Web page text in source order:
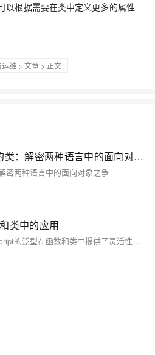
以根据需要在类中定义更多的属性
运维 > 文章 > 正文
ES6的类 vs TypeScript的类：解密两种语言中的面向对象之争
密两种语言中的面向对象之争
类中的应用
【4月更文挑战第23天】TypeScript的泛型在函数和类中提供了灵活性，允许处理多种数据类型。了解泛型是掌握TypeScript类型系统的关键。